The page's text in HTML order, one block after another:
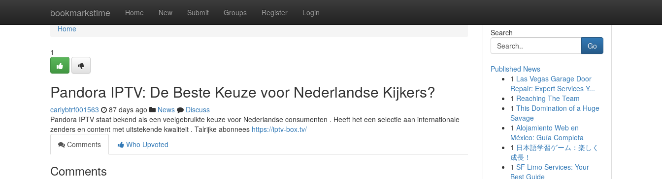
bookmarkstime Home New Submit Groups Register Login
Home
Home
1
Pandora IPTV: De Beste Keuze voor Nederlandse Kijkers?
carlybtrf001563 87 days ago News
Discuss
Pandora IPTV staat bekend als een veelgebruikte keuze voor Nederlandse consumenten . Heeft het een selectie aan internationale
zenders en content met uitstekende kwaliteit . Talrijke abonnees https://iptv-box.tv/
Comments
Who Upvoted
Comments
Search
Go
Published News
1 Las Vegas Garage Door
Repair: Expert Services Y...
1 Reaching The Team
1 This Domination of a Huge
Savage
1 Alojamiento Web en
México: Guía Completa
1 日本語学習ゲーム：楽しく
成長！
1 SF Limo Services: Your
Best Guide